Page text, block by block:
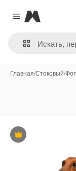
Close menu
Magnific
Главная/Стоковый/
Премиум